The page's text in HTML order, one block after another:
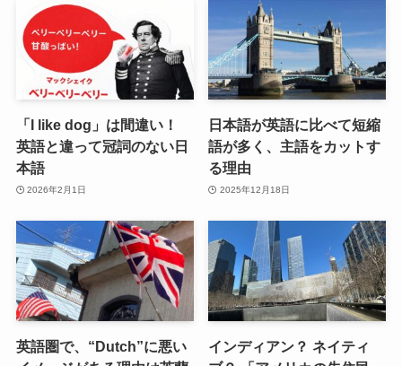
「I like dog」は間違い！
英語と違って冠詞のない日
本語
2026年2月1日
日本語が英語に比べて短縮
語が多く、主語をカットす
る理由
2025年12月18日
英語圏で、“Dutch”に悪い
インディアン？ ネイティ